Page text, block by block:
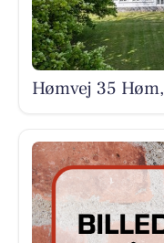
Hømvej 35